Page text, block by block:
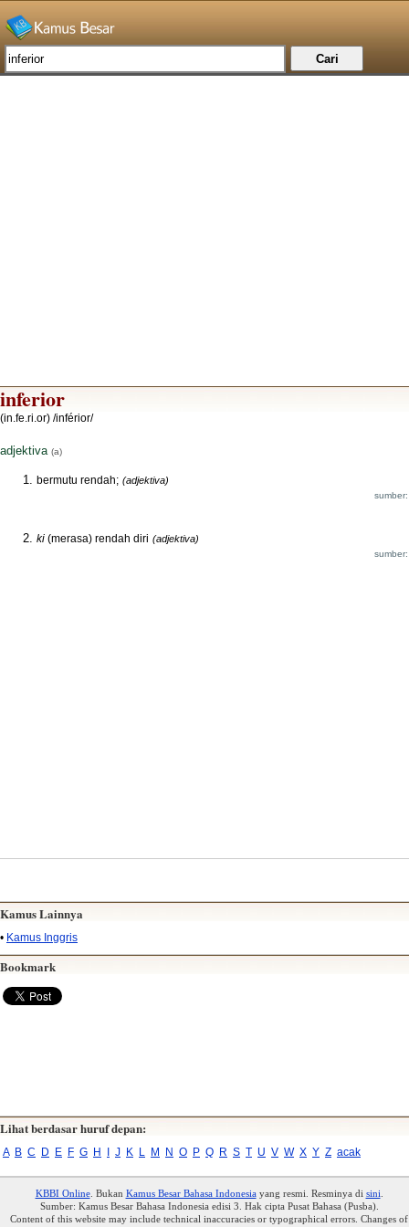
inferior
(in.fe.ri.or) /inférior/
adjektiva (a)
bermutu rendah; (adjektiva)
ki (merasa) rendah diri (adjektiva)
Kamus Lainnya
• Kamus Inggris
Bookmark
Lihat berdasar huruf depan:
A B C D E F G H I J K L M N O P Q R S T U V W X Y Z acak
KBBI Online. Bukan Kamus Besar Bahasa Indonesiayang resmi. Resminya di sini
Sumber: Kamus Besar Bahasa Indonesia edisi 3. Hak cipta Pusat Bahasa (Pusba).
Content of this website may include technical inaccuracies or typographical errors. Changes of